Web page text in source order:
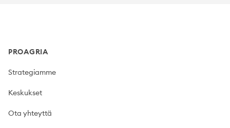
PROAGRIA
Strategiamme
Keskukset
Ota yhteyttä